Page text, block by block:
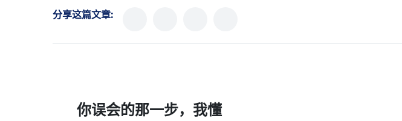
分享这篇文章:
你误会的那一步，我懂